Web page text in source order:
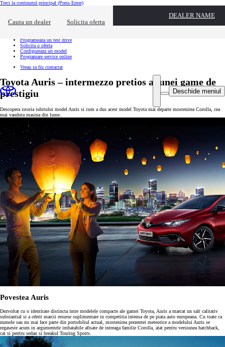
Treci la continutul principal (Press Enter)
Cauta un dealer Solicita oferta
DEALER NAME
Ai nevoie de informatii suplimentare? Click pentru a inchide suprapunerea de contact
Programeaza un test drive
Solicita o oferta
Configureaza un model
Programare service online
Vreau sa fiu contactat
Deschide meniul
Toyota Auris – intermezzo pretios al unei game de
prestigiu
Descopera istoria iubitului model Auris si cum a dus acest model Toyota mai departe mostenirea Corolla, cea
mai vanduta masina din lume.
Povestea Auris
Dezvoltat cu o identitate distincta intre modelele compacte ale gamei Toyota, Auris a marcat un salt calitativ
substantial si a oferit marcii resurse suplimentare in competitia intensa de pe piata auto europeana. Cu toate ca
numele sau nu mai face parte din portofoliul actual, mostenirea prezentei meteorice a modelului Auris se
regaseste acum in argumentele imbatabile afisate de intreaga familie Corolla, atat pentru versiunea hatchback,
cat si pentru sedan si breakul Touring Sports.